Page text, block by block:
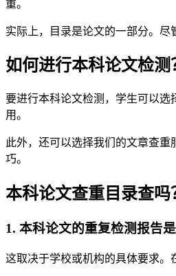
重。
实际上，目录是论文的一部分。尽
如何进行本科论文检测
要进行本科论文检测，学生可以选
用。
此外，还可以选择我们的文章查
巧。
本科论文查重目录查吗
1. 本科论文的重复检测报告
这取决于学校或机构的具体要求。